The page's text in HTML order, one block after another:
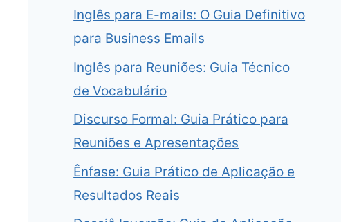
Inglês para E-mails: O Guia Definitivo
para Business Emails
Inglês para Reuniões: Guia Técnico
de Vocabulário
Discurso Formal: Guia Prático para
Reuniões e Apresentações
Ênfase: Guia Prático de Aplicação e
Resultados Reais